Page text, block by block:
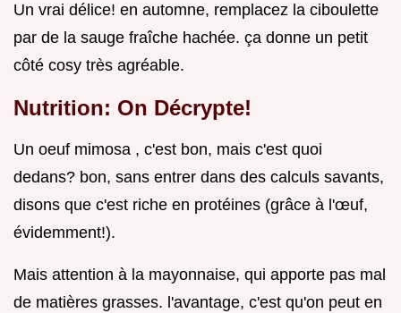
Un vrai délice! en automne, remplacez la ciboulette
par de la sauge fraîche hachée. ça donne un petit
côté cosy très agréable.
Nutrition: On Décrypte!
Un oeuf mimosa , c'est bon, mais c'est quoi
dedans? bon, sans entrer dans des calculs savants,
disons que c'est riche en protéines (grâce à l'œuf,
évidemment!).
Mais attention à la mayonnaise, qui apporte pas mal
de matières grasses. l'avantage, c'est qu'on peut en